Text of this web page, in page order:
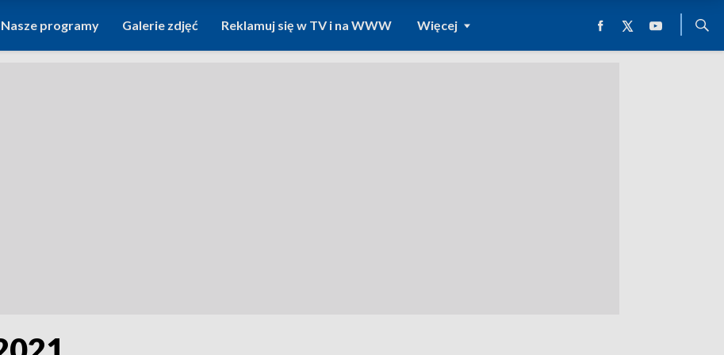
Nasze programy Galerie zdjęć Reklamuj się w TV i na WWW Więcej